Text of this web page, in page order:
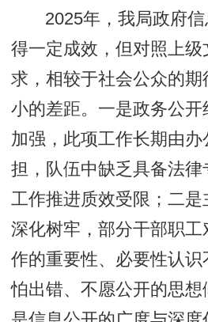
2025年，我局政府
得一定成效，但对照上
求，相较于社会公众的
小的差距。一是政务公
加强，此项工作长期由
担，队伍中缺乏具备法律
工作推进质效受限；二
深化树牢，部分干部职
作的重要性、必要性认识
怕出错、不愿公开的思